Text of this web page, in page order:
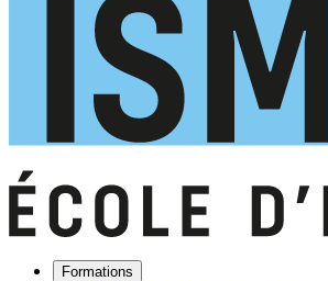
Formations